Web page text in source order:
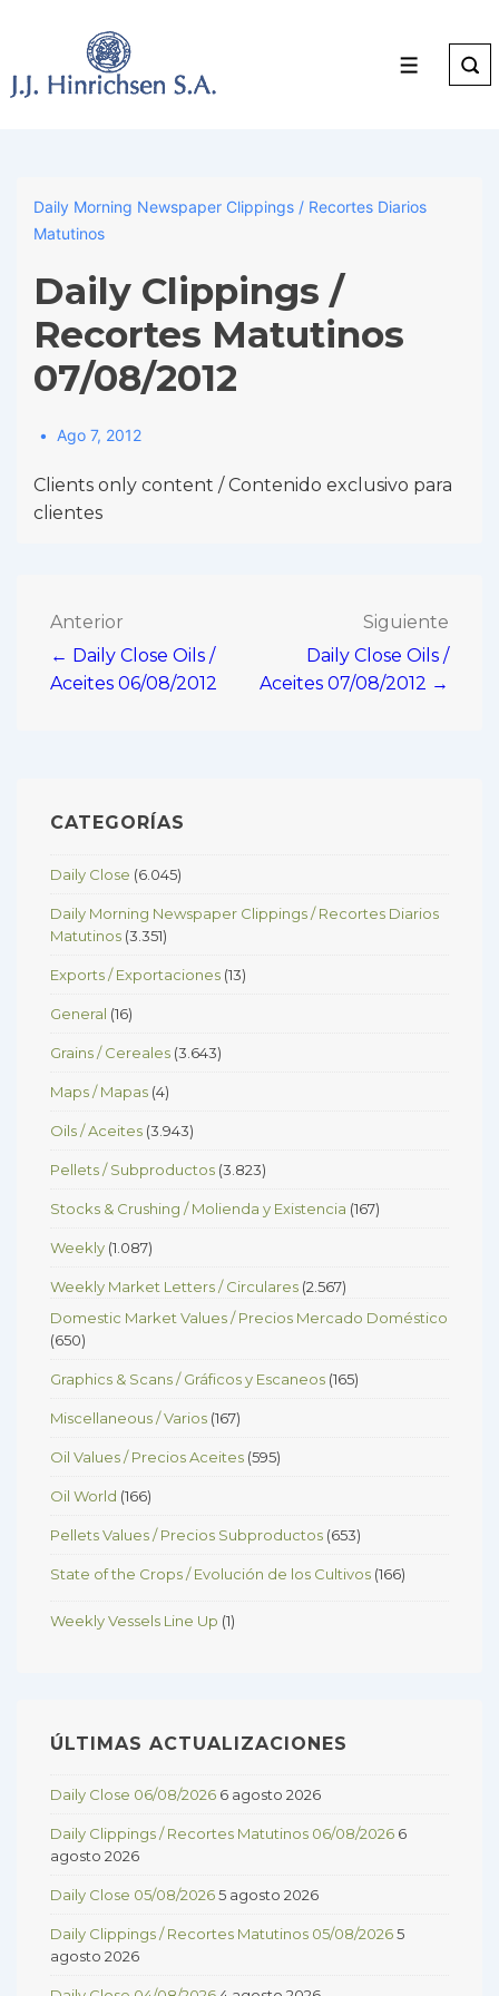
Main
Menu
Daily Morning Newspaper Clippings / Recortes Diarios
Matutinos
Daily Clippings /
Recortes Matutinos
07/08/2012
Ago 7, 2012
Clients only content / Contenido exclusivo para
clientes
Navegación
de
Anterior
← Daily Close Oils /
Aceites 06/08/2012
Siguiente
Daily Close Oils /
Aceites 07/08/2012 →
CATEGORÍAS
Daily Close (6.045)
Daily Morning Newspaper Clippings / Recortes Diarios
Matutinos (3.351)
Exports / Exportaciones (13)
General (16)
Grains / Cereales (3.643)
Maps / Mapas (4)
Oils / Aceites (3.943)
Pellets / Subproductos (3.823)
Stocks & Crushing / Molienda y Existencia (167)
Weekly (1.087)
Weekly Market Letters / Circulares (2.567)
Domestic Market Values / Precios Mercado Doméstico
(650)
Graphics & Scans / Gráficos y Escaneos (165)
Miscellaneous / Varios (167)
Oil Values / Precios Aceites (595)
Oil World (166)
Pellets Values / Precios Subproductos (653)
State of the Crops / Evolución de los Cultivos (166)
Weekly Vessels Line Up (1)
ÚLTIMAS ACTUALIZACIONES
Daily Close 06/08/2026 6 agosto 2026
Daily Clippings / Recortes Matutinos 06/08/2026 6
agosto 2026
Daily Close 05/08/20265 agosto 2026
Daily Clippings / Recortes Matutinos 05/08/20265
agosto 2026